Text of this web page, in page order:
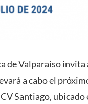
de Valparaíso
a cabo el
Santiago,